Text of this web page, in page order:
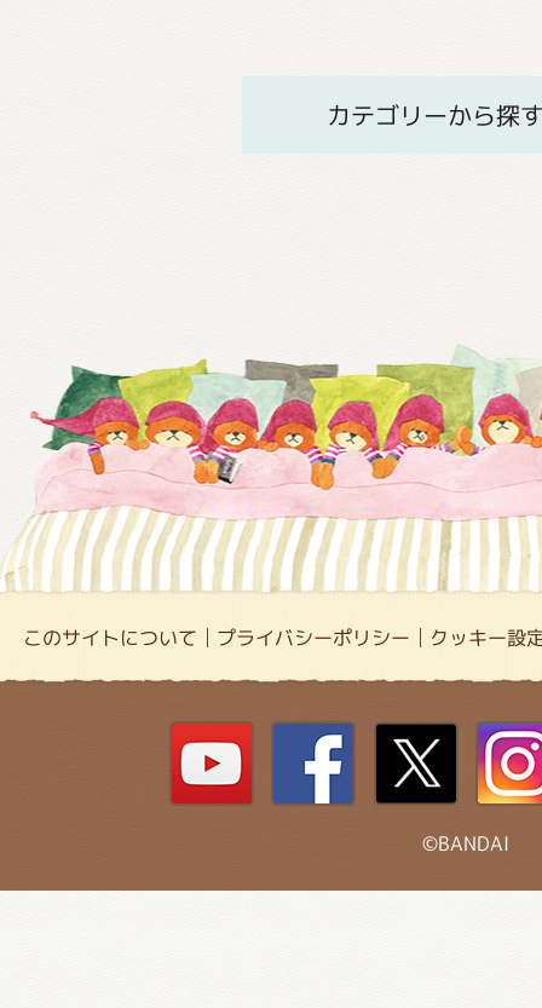
カテゴリーから探
このサイトについて プライバシーポリシー クッキー設
©BANDAI